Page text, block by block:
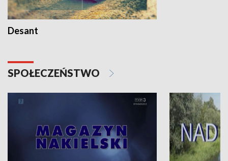
Desant
SPOŁECZEŃSTWO